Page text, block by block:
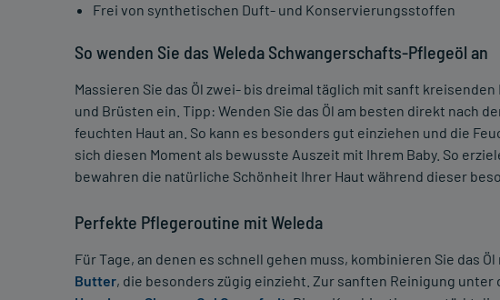
Frei von synthetischen Duft- und Konservierungsstoffen
So wenden Sie das Weleda Schwangerschafts-Pflegeöl an
Massieren Sie das Öl zwei- bis dreimal täglich mit sanft
und Brüsten ein. Tipp: Wenden Sie das Öl am besten direkt nach
feuchten Haut an. So kann es besonders gut einziehen und die
sich diesen Moment als bewusste Auszeit mit Ihrem Baby. So
bewahren die natürliche Schönheit Ihrer Haut während dieser
Perfekte Pflegeroutine mit Weleda
Für Tage, an denen es schnell gehen muss, kombinieren Sie das
Butter, die besonders zügig einzieht. Zur sanften Reinigung unter